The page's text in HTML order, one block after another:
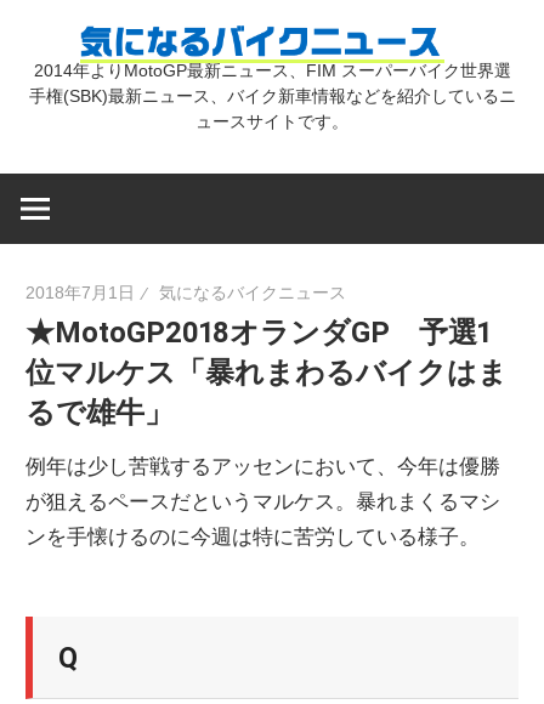
気
バ
ク
2014年よりMotoGP最新ニュース、FIM スーパーバイク世界選
手権(SBK)最新ニュース、バイク新車情報などを紹介しているニ
ュースサイトです。
2018年7月1日 気になるバイクニュース
★MotoGP2018オランダGP 予選1
位マルケス「暴れまわるバイクはま
るで雄牛」
例年は少し苦戦するアッセンにおいて、今年は優勝
が狙えるペースだというマルケス。暴れまくるマシ
ンを手懐けるのに今週は特に苦労している様子。
Q